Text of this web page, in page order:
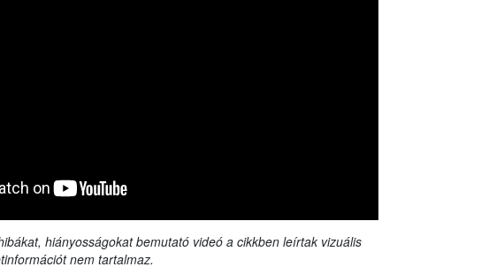
hiányosságokat bemutató videó a cikkben leírtak vizuális
nem tartalmaz.